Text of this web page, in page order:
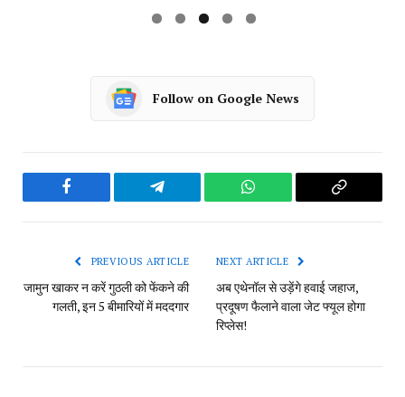
Follow on Google News
Facebook Telegram WhatsApp
Copy
PREVIOUS ARTICLE
जामुन खाकर न करें गुठली को फेंकने की
गलती, इन 5 बीमारियों में मददगार
NEXT ARTICLE
अब एथेनॉल से उड़ेंगे हवाई जहाज,
प्रदूषण फैलाने वाला जेट फ्यूल होगा
रिप्लेस!